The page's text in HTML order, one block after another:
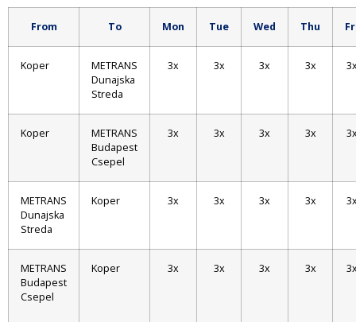
From To Mon Tue Wed Thu
Koper
METRANS
Dunajska
Streda
3x 3x 3x 3x
Koper
METRANS
Budapest
Csepel
3x 3x 3x 3x
METRANS
Dunajska
Streda
Koper 3x 3x 3x 3x
METRANS
Budapest
Csepel
Koper 3x 3x 3x 3x